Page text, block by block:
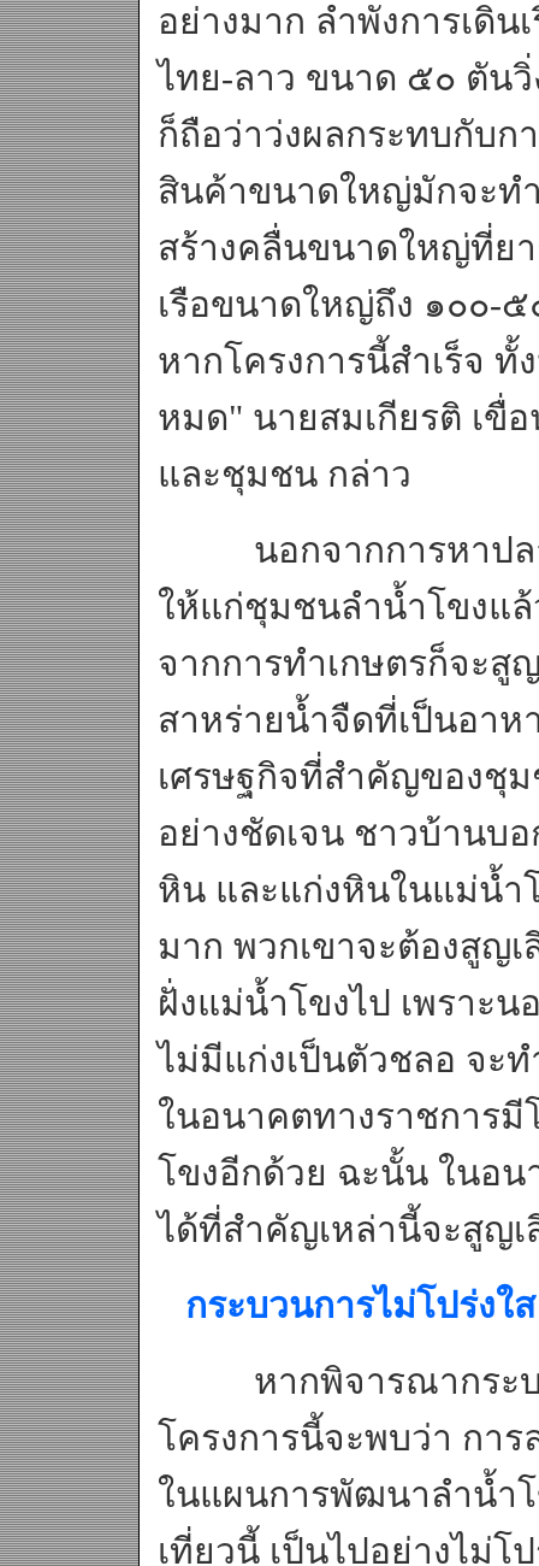
อย่างมาก ลำพังการเดิ
ไทย-ลาว ขนาด ๕๐ ตันวิ่
ก็ถือว่าว่งผลกระทบกับก
สินค้าขนาดใหญ่มักจะท
สร้างคลื่นขนาดใหญ่ที่ย
เรือขนาดใหญ่ถึง ๑๐๐-
หากโครงการนี้สำเร็จ ทั้
หมด" นายสมเกียรติ เขื่
และชุมชน กล่าว
นอกจากการหาปลา
ให้แก่ชุมชนลำน้ำโขงแล้
จากการทำเกษตรก็จะสู
สาหร่ายน้ำจืดที่เป็นอา
เศรษฐกิจที่สำคัญของชุ
อย่างชัดเจน ชาวบ้านบ
หิน และแก่งหินในแม่น้ำ
มาก พวกเขาจะต้องสูญ
ฝั่งแม่น้ำโขงไป เพราะ
ไม่มีแก่งเป็นตัวชลอ จะ
ในอนาคตทางราชการมี
โขงอีกด้วย ฉะนั้น ในอ
ได้ที่สำคัญเหล่านี้จะสูญ
กระบวนการไม่โปร่งใ
หากพิจารณากระบว
โครงการนี้จะพบว่า กา
ในแผนการพัฒนาลำน้ำ
เที่ยวนี้ เป็นไปอย่างไม่โ